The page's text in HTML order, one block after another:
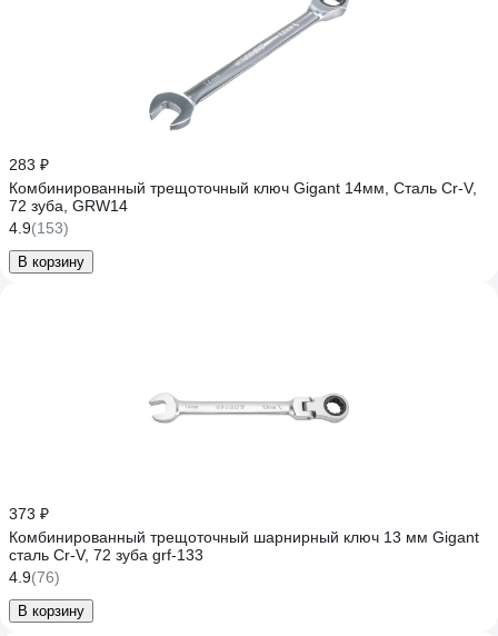
283 ₽
Комбинированный трещоточный ключ Gigant 14мм, Сталь Cr-V,
72 зуба, GRW14
4.9(153)
В корзину
373 ₽
Комбинированный трещоточный шарнирный ключ 13 мм Gigant
сталь Cr-V, 72 зуба grf-133
4.9(76)
В корзину